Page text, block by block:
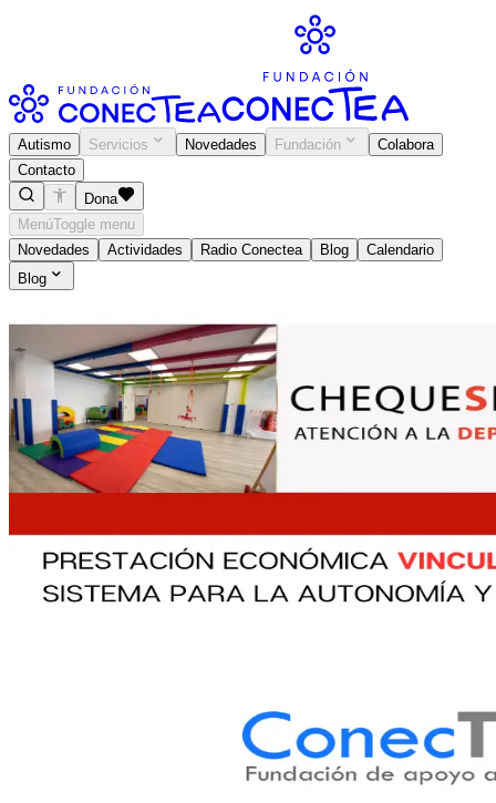
Autismo Servicios Novedades Fundación
Colabora
Contacto
Dona
MenúToggle menu
Novedades
Actividades Radio Conectea Blog
Calendario
Blog